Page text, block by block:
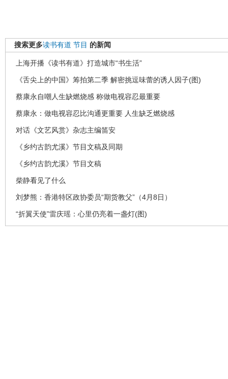
搜索更多读书有道 节目 的新闻
上海开播《读书有道》打造城市“书生活”
《舌尖上的中国》筹拍第二季 解密挑逗味蕾的诱人因子(图)
蔡康永自嘲人生缺燃烧感 称做电视容忍最重要
蔡康永：做电视容忍比沟通更重要 人生缺乏燃烧感
对话《文艺风赏》杂志主编笛安
《乡约古韵尤溪》节目文稿及同期
《乡约古韵尤溪》节目文稿
柴静看见了什么
刘梦熊：香港特区政协委员“期货教父”（4月8日）
“折翼天使”雷庆瑶：心里仍亮着一盏灯(图)